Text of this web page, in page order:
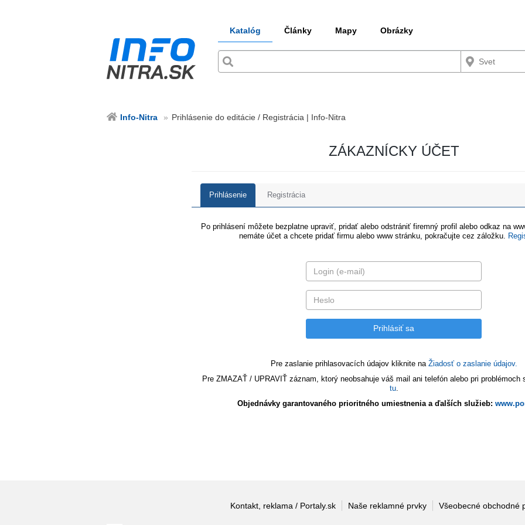
Katalóg Články Mapy Obrázky
Info-Nitra Prihlásenie do editácie / Registrácia | Info-Nitra
ZÁKAZNÍCKY ÚČET
Prihlásenie Registrácia
Po prihlásení môžete bezplatne upraviť, pridať alebo odstrániť firemný profil alebo odkaz na
nemáte účet a chcete pridať firmu alebo www stránku, pokračujte cez záložku.
Pre zaslanie prihlasovacích údajov kliknite na Žiadosť o zaslanie údajov.
Pre ZMAZAŤ / UPRAVIŤ záznam, ktorý neobsahuje váš mail ani telefón alebo pri problémoch
tu.
Objednávky garantovaného prioritného umiestnenia a ďalších služieb:
Kontakt, reklama / Portaly.sk Naše reklamné prvky Všeobecné obchodné